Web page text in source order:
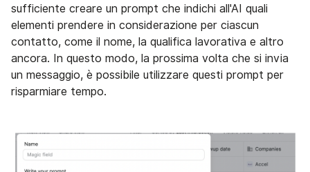
sufficiente creare un prompt che indichi all'AI quali
elementi prendere in considerazione per ciascun
contatto, come il nome, la qualifica lavorativa e altro
ancora. In questo modo, la prossima volta che si invia
un messaggio, è possibile utilizzare questi prompt per
risparmiare tempo.